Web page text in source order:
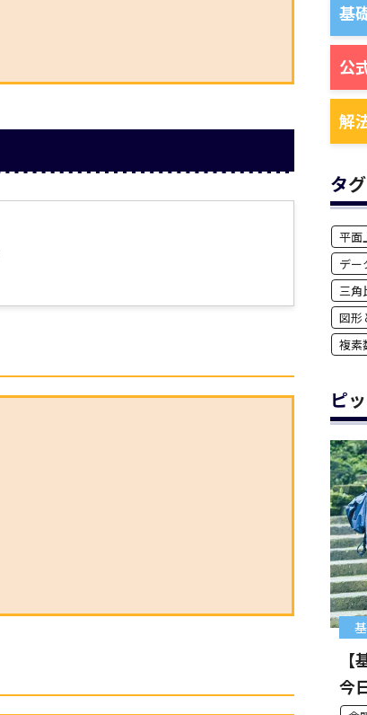
基
公
解
タグ
平面
デー
三角
図形
複素
今